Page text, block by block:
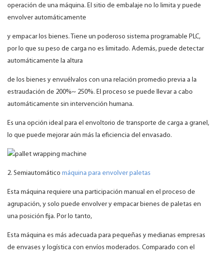
operación de una máquina. El sitio de embalaje no lo limita y puede
envolver automáticamente
y empacar los bienes. Tiene un poderoso sistema programable PLC,
por lo que su peso de carga no es limitado. Además, puede detectar
automáticamente la altura
de los bienes y envuélvalos con una relación promedio previa a la
estraudación de 200%~ 250%. El proceso se puede llevar a cabo
automáticamente sin intervención humana.
Es una opción ideal para el envoltorio de transporte de carga a granel,
lo que puede mejorar aún más la eficiencia del envasado.
2. Semiautomático máquina para envolver paletas
Esta máquina requiere una participación manual en el proceso de
agrupación, y solo puede envolver y empacar bienes de paletas en
una posición fija. Por lo tanto,
Esta máquina es más adecuada para pequeñas y medianas empresas
de envases y logística con envíos moderados. Comparado con el